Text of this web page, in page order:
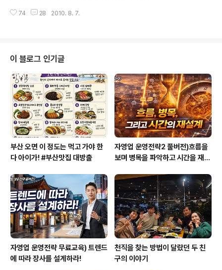
된 계기 & 동기 인터넷의 개인 홈페이지를 통해 글을 써본
보다 부끄럽고 힘들었던 순간이었지만 오히려 그것이 제게
관련글 : 첫 직장, 첫 해고로 끝났던 뼈아팠던 기억 제가 대
학 강단과 사회 현장에서 만난 20대들에게 조언을 드리는
데 도움이 될 내용으로 방송을 마련했습니다. 비록 국군장
병을 위해 방송되는 국군방송TV이지만 오늘을 살아가는
20대 젊은이들에게도 충분히 도움이 될 내용이라고 생각
합니다. 자신의 커리어를 어떻게 구축해나가야..
74 28 2010. 8. 7.
이 블로그 인기글
부산 오면 이 정도는 먹고 가야 한
다 아이가! #부산맛집 대방출
자영업 운영전략2 풀버전)흐름을
보며 병목을 파악하고 시간을 재설
자영업 운영전략 무료교육) 트렌드
에 따라 장사를 설계하라!
천직을 찾는 방법이 달랐던 두 친
구의 이야기